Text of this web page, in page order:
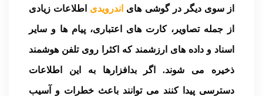
از سوی دیگر در گوشی های اندرویدی اطلاعات زیادی
از جمله تصاویر، کارت های اعتباری، پیام ها و سایر
اسناد و داده های ارزشمند که اکثرا روی تلفن هوشمند
ذخیره می شوند. اگر بدافزارها به این اطلاعات
دسترسی پیدا کنند می توانند باعث خطرات و آسیب